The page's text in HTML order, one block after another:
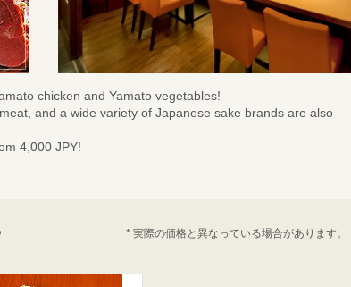
chicken and Yamato vegetables!
and a wide variety of Japanese sake brands are also
4,000 JPY!
* 実際の価格と異なっている場合があります。